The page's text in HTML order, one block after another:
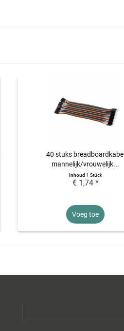
40 stuks breadboardkabel
mannelijk/vrouwelijk...
Inhoud 1 Stück
€ 1,74 *
Voeg toe